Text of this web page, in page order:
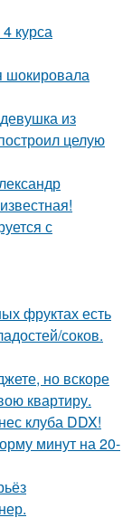
курса
шокировала
из
целую
с
фруктах есть
соков.
но вскоре
квартиру.
клуба DDX!
минут на 20-